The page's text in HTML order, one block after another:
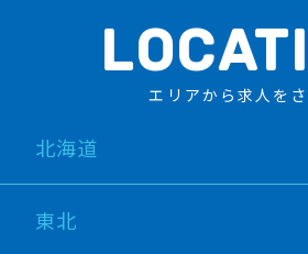
エリアから求人を
北海道
東北